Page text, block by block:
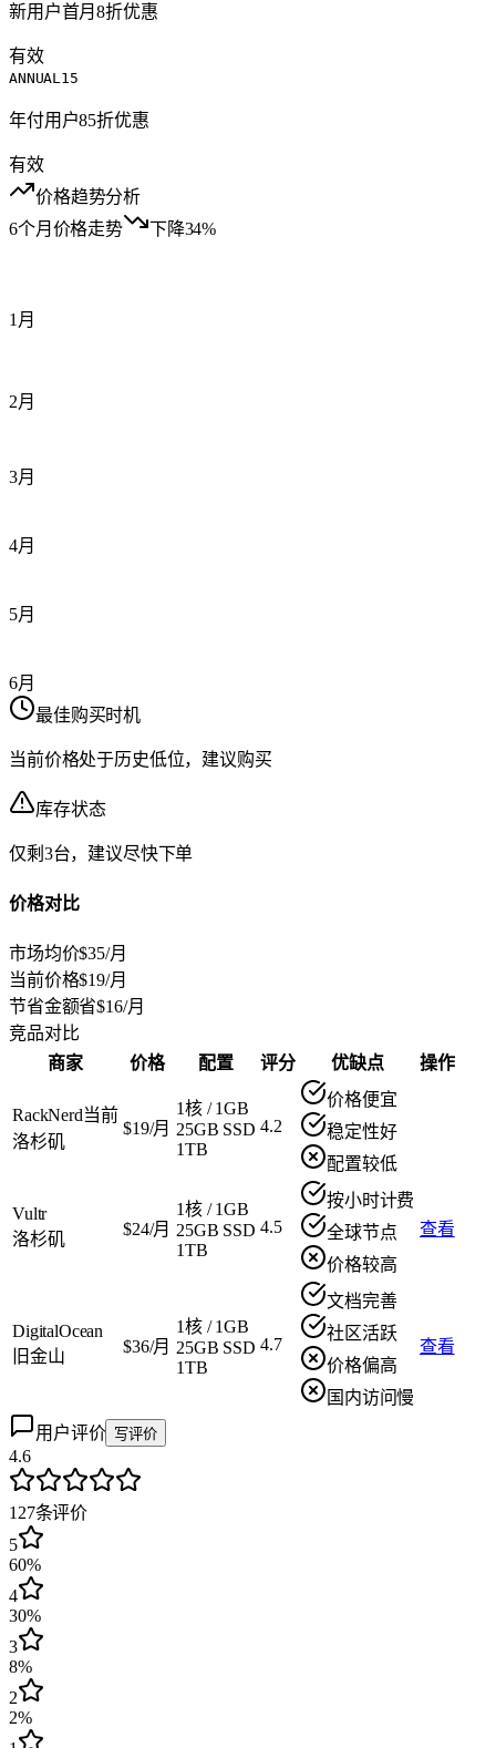
新用户首月8折优惠
有效
ANNUAL15
年付用户85折优惠
有效
价格趋势分析
6个月价格走势
下降34%
1月
2月
3月
4月
5月
6月
最佳购买时机
当前价格处于历史低位，建议购买
库存状态
仅剩3台，建议尽快下单
价格对比
市场均价$35/月
当前价格$19/月
节省金额省$16/月
竞品对比
商家
价格 配置 评分 优缺点 操作
RackNerd当前
洛杉矶
$19/月
1核/1GB
25GB SSD
1TB
4.2
价格便宜
稳定性好
配置较低
Vultr
洛杉矶
$24/月
1核/1GB
25GB SSD
1TB
4.5
按小时计费
全球节点
价格较高
查看
DigitalOcean
旧金山
$36/月
1核/1GB
25GB SSD
1TB
4.7
文档完善
社区活跃
价格偏高
国内访问慢
查看
用户评价 写评价
4.6
127条评价
5
60%
4
30%
3
8%
2
2%